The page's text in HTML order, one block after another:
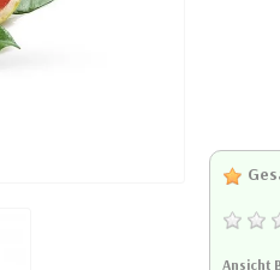
Ansicht